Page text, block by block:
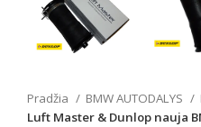
Pradžia BMW AUTODALYS
Luft Master & Dunlop nauja